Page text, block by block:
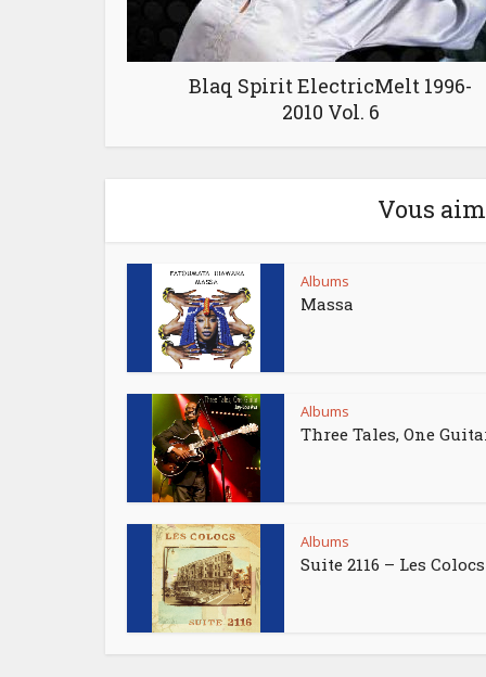
Blaq Spirit ElectricMelt 1996-
2010 Vol. 6
Vous
Albums
Massa
Albums
Three Tales, One
Albums
Suite 2116 – Les Colocs